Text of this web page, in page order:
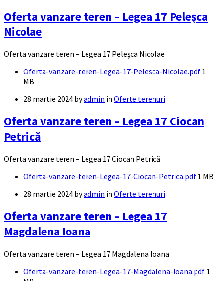
Oferta vanzare teren – Legea 17 Peleșca
Nicolae
Oferta vanzare teren – Legea 17 Peleșca Nicolae
Documente
Oferta-vanzare-teren-Legea-17-Pelesca-Nicolae.pdf File
1
MB
28 martie 2024 byadmin in Oferte terenuri
Oferta vanzare teren – Legea 17 Ciocan
Petrică
Oferta vanzare teren – Legea 17 Ciocan Petrică
Documente
Oferta-vanzare-teren-Legea-17-Ciocan-Petrica.pdf File
1 MB
28 martie 2024 byadmin in Oferte terenuri
Oferta vanzare teren – Legea 17
Magdalena Ioana
Oferta vanzare teren – Legea 17 Magdalena Ioana
Documente
Oferta-vanzare-teren-Legea-17-Magdalena-Ioana.pdf File
1